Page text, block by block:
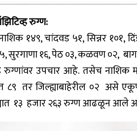
रुग्ण:
१४९, चांदवड ५१, सिन्नर १०१,
सुरगाणा १६, पेठ ०३, कळवण ०२,
उपचार आहे. तसेच नाशिक
८९ तर जिल्ह्याबाहेरील ०२
१३ हजार २६३ रुग्ण आढळून आले